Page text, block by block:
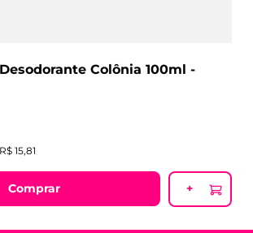
Colônia 100ml -
R$ 15,81
Comprar +